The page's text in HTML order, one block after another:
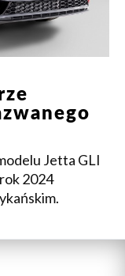
Jetta GLI
2024